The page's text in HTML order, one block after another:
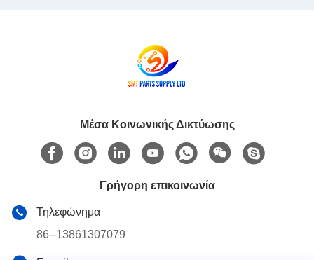
Μέσα Κοινωνικής Δικτύωσης
Γρήγορη επικοινωνία
Τηλεφώνημα
86--13861307079